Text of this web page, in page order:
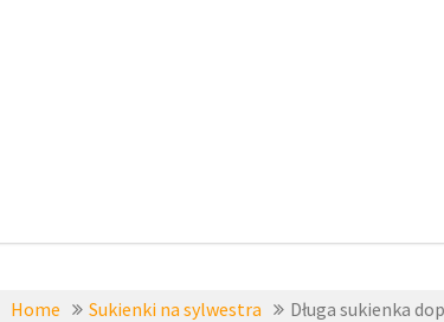
Home Sukienki na sylwestra Długa sukienka